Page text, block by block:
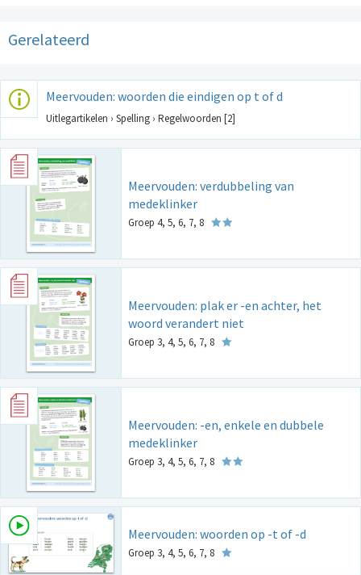
Gerelateerd
Meervouden: woorden die eindigen op t of d
Uitlegartikelen › Spelling › Regelwoorden [2]
Meervouden: verdubbeling van
medeklinker
Groep 4, 5, 6, 7, 8
Meervouden: plak er -en achter, het
woord verandert niet
Groep 3, 4, 5, 6, 7, 8
Meervouden: -en, enkele en dubbele
medeklinker
Groep 3, 4, 5, 6, 7, 8
Meervouden: woorden op -t of -d
Groep 3, 4, 5, 6, 7, 8